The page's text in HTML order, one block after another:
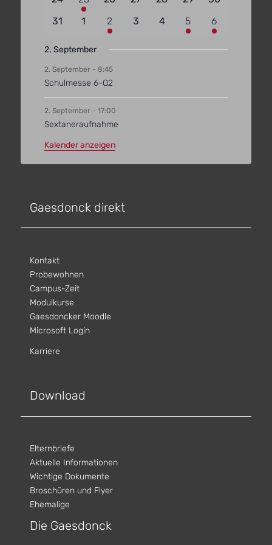
Veranstaltungen
Veranstaltung
0
Veranstaltungen
31
0
Veranstaltungen
1
2
Veranstaltungen
2
0
Veranstaltungen
3
0
Veranstaltungen
4
2
Veranstaltungen
5
2
6
2. September
2. September - 8:45
Schulmesse 6-Q2
2. September - 17:00
Sextaneraufnahme
Kalender anzeigen
Gaesdonck direkt
Kontakt
Probewohnen
Campus-Zeit
Modulkurse
Gaesdoncker Moodle
Microsoft Login
Karriere
Download
Elternbriefe
Aktuelle Informationen
Wichtige Dokumente
Broschüren und Flyer
Ehemalige
Die Gaesdonck